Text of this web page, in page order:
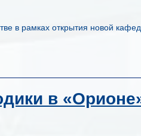
в рамках открытия новой
в